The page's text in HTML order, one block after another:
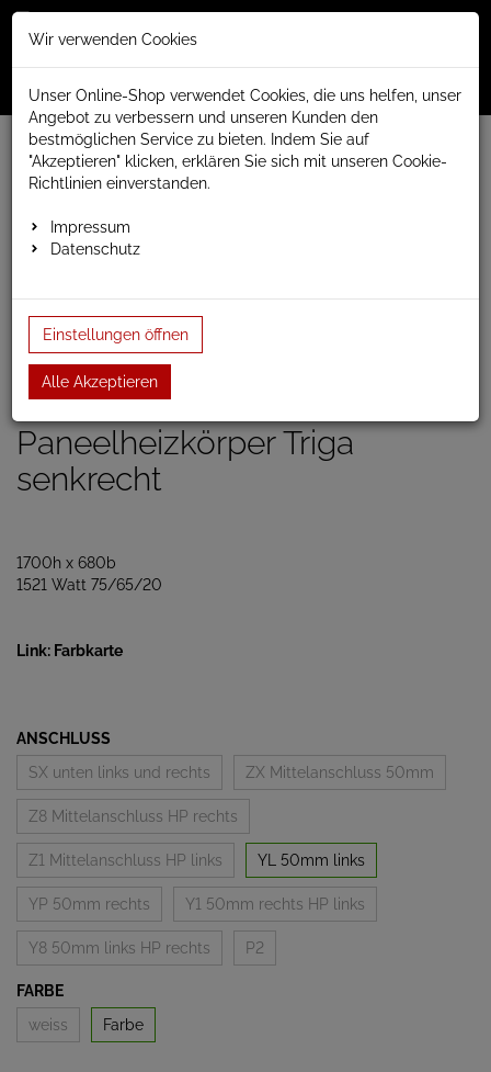
Menü
Weiter einkaufen www.anapont.eu
Badheizkörper
Paneel- und Röhrenheizkörper
1700h x 680b
Einloggen und Bewertung schreiben
Artikel-Nummer:
Paneelheizkörper Triga
senkrecht
1700h x 680b
1521 Watt 75/65/20
Link: Farbkarte
ANSCHLUSS
SX unten links und rechts
ZX Mittelanschluss 50mm
Z8 Mittelanschluss HP rechts
Z1 Mittelanschluss HP links YL 50mm links
YP 50mm rechts Y1 50mm rechts HP links
Y8 50mm links HP rechts P2
FARBE
weiss
Farbe
Wir verwenden Cookies
Unser Online-Shop verwendet Cookies, die uns helfen, unser
Angebot zu verbessern und unseren Kunden den
bestmöglichen Service zu bieten. Indem Sie auf
"Akzeptieren" klicken, erklären Sie sich mit unseren Cookie-
Richtlinien einverstanden.
Impressum
Datenschutz
Einstellungen öffnen
Alle Akzeptieren